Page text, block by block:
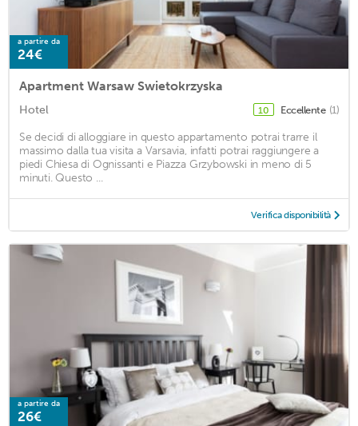
a partire da
24€
Apartment Warsaw Swietokrzyska
Hotel 10 Eccellente (1)
Se decidi di alloggiare in questo appartamento potrai trarre il
massimo dalla tua visita a Varsavia, infatti potrai raggiungere a
piedi Chiesa di Ognissanti e Piazza Grzybowski in meno di 5
minuti. Questo ...
Verifica disponibilità
a partire da
26€